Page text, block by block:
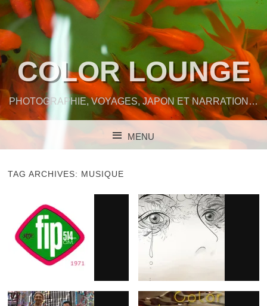
COLOR LOUNGE
PHOTOGRAPHIE, VOYAGES, JAPON ET NARRATION…
MENU
TAG ARCHIVES: MUSIQUE